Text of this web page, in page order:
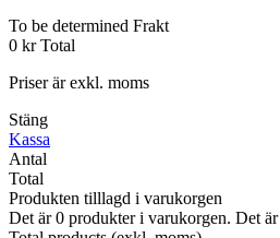
To be determined Frakt
0 kr Total
Priser är exkl. moms
Stäng
Kassa
Antal
Total
Produkten tilllagd i varukorgen
Det är0 produkter i varukorgen. Det är